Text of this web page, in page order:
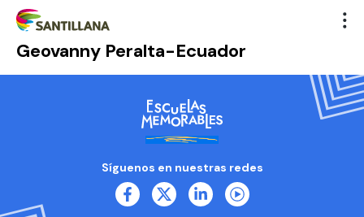
Geovanny Peralta-Ecuador
Síguenos en nuestras redes